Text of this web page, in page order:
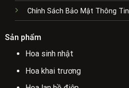
Chính Sách Bảo Mật Thông Tin
Sản phẩm
Hoa sinh nhật
Hoa khai trương